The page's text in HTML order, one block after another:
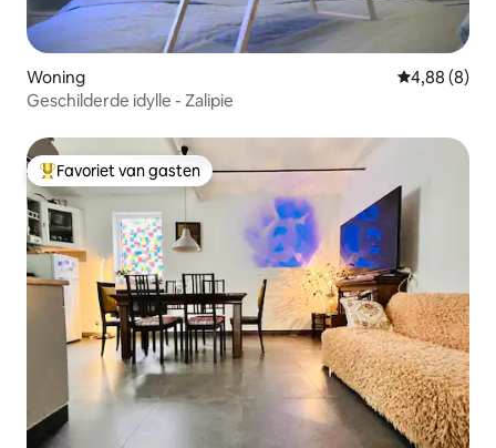
Woning Gemiddelde
4,88 (8)
Geschilderde idylle - Zalipie
Topfavoriet van gasten
Favoriet van gasten